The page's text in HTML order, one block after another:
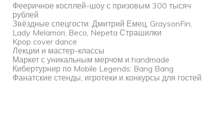
Фееричное косплей-шоу с призовым 300 тысяч
рублей
Звёздные спецгости: Дмитрий Емец, GraysonFin,
Lady Melamori, Beco, Nepeta Страшилки
Kpop cover dance
Лекции и мастер-классы
Маркет с уникальным мерчом и handmade
Кибертурнир по Mobile Legends: Bang Bang
Фанатские стенды, игротеки и конкурсы для гостей